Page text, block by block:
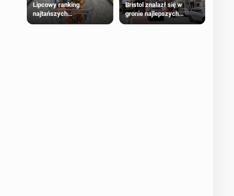
Lipcowy ranking
najtańszych
supermarketów
Bristol znalazł się w
gronie najlepszych
kierunków podróży na